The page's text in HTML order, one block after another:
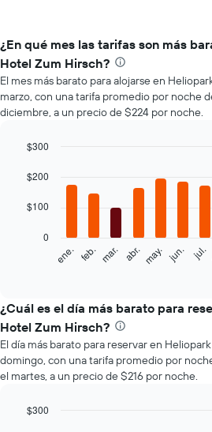
¿En qué mes las tarifas son más
Hotel Zum Hirsch?
El mes más barato para alojarse en
marzo, con una tarifa promedio por noche
diciembre, a un precio de $224 por noche.
chart
12
bars.
siguiente
el
precio
promedio
de
una
habitación
mes
graphic.
ene. feb. mar. abr. may. jun. jul.
0
$100
$200
$300
¿Cuál es el día más barato para
Hotel Zum Hirsch?
El día más barato para reservar en
domingo, con una tarifa promedio por
el martes, a un precio de $216 por noche.
$300